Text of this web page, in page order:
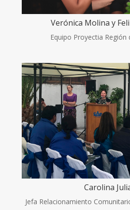
Verónica Molina y
Equipo Proyectia Región
Carolina
Jefa Relacionamiento